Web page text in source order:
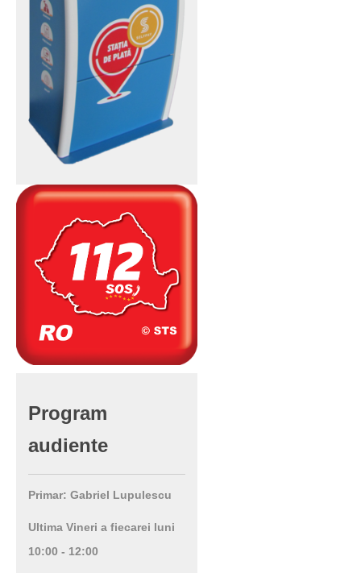
Program
audiente
Primar: Gabriel Lupulescu
Ultima Vineri a fiecarei luni
10:00 - 12:00